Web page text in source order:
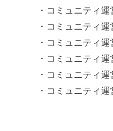
・コミュニティ
・コミュニティ
・コミュニティ
・コミュニティ
・コミュニティ
・コミュニティ